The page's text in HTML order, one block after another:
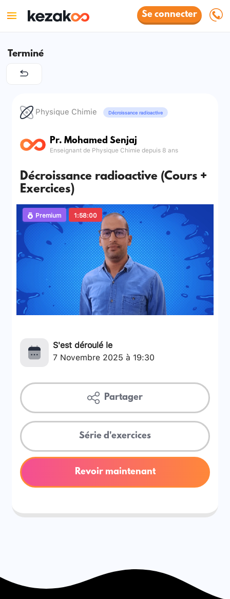
Se connecter
Terminé
Physique Chimie Décroissance radioactive
Pr. Mohamed Senjaj
Enseignant de Physique Chimie depuis 8 ans
Décroissance radioactive (Cours +
Exercices)
Premium 1:58:00
S'est déroulé le
7 Novembre 2025 à 19:30
Partager
Série d'exercices
Revoir maintenant